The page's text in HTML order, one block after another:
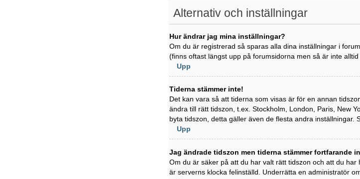
Alternativ och inställningar
Hur ändrar jag mina inställningar?
Om du är registrerad så sparas alla dina inställningar i
(finns oftast längst upp på forumsidorna men så är inte
Upp
Tiderna stämmer inte!
Det kan vara så att tiderna som visas är för en annan
ändra till rätt tidszon, t.ex. Stockholm, London, Paris, New
byta tidszon, detta gäller även de flesta andra inställningar.
Upp
Jag ändrade tidszon men tiderna stämmer fortfarande
Om du är säker på att du har valt rätt tidszon och att du
är serverns klocka felinställd. Underrätta en administratör